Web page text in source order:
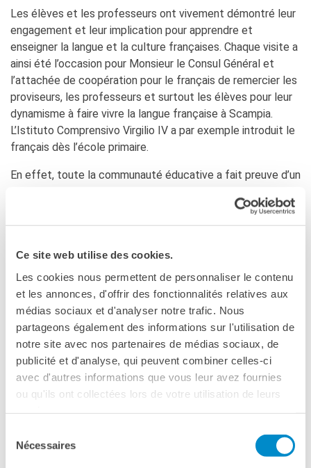
Ce site web utilise des cookies.
Les cookies nous permettent de personnaliser le contenu
et les annonces, d'offrir des fonctionnalités relatives aux
médias sociaux et d'analyser notre trafic. Nous
partageons également des informations sur l'utilisation de
notre site avec nos partenaires de médias sociaux, de
publicité et d'analyse, qui peuvent combiner celles-ci
avec d'autres informations que vous leur avez fournies
ou qu'ils ont collectées lors de votre utilisation de leurs
Nécessaires
Les élèves et les professeurs ont vivement démontré leur
engagement et leur implication pour apprendre et
enseigner la langue et la culture françaises. Chaque visite a
ainsi été l’occasion pour Monsieur le Consul Général et
l’attachée de coopération pour le français de remercier les
proviseurs, les professeurs et surtout les élèves pour leur
dynamisme à faire vivre la langue française à Scampia.
L’Istituto Comprensivo Virgilio IV a par exemple introduit le
français dès l’école primaire.
En effet, toute la communauté éducative a fait preuve d’un
interlude musical réalisé par un orchestre, chansons,
spectacles ainsi qu’une pièce de théâtre proposée dans un
a également invité à déjeuner Monsieur le Consul Général,
Magali Claux et Sabrina Innocenti. Le repas et le service en
salle ont été réalisés par les élèves qui ont témoigné d’un
grand professionalisme.
Ces différentes rencontres promettent de nouvelles
collaborations entre les écoles de Scampia et l’Institut
Français Napoli ainsi que de nombreux rendez-vous au
Grenoble. Pour symboliser cette volonté partagée, la
la Municipalità 8 de Naples. Monsieur Laurent Burin des
Roziers a chaleureusement remercié les différents